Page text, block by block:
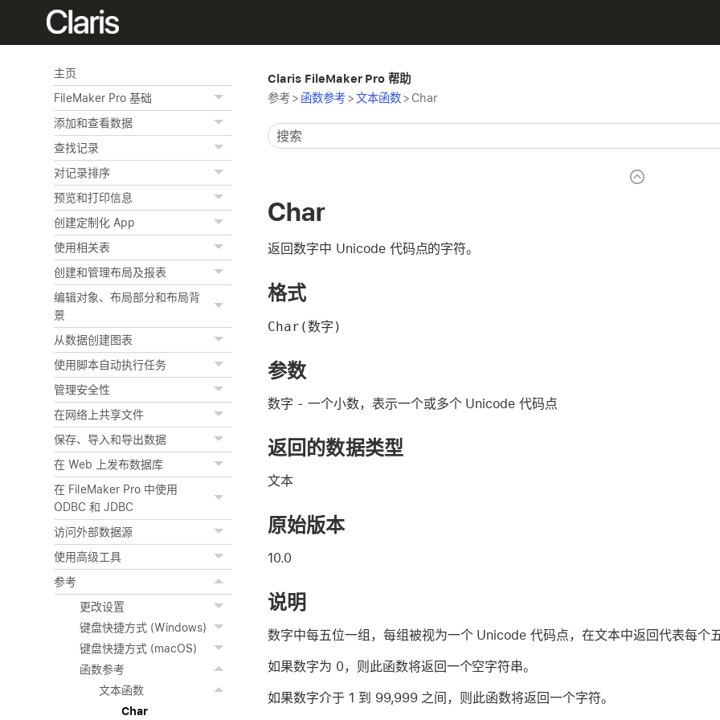
主页
FileMaker Pro 基础
添加和查看数据
查找记录
对记录排序
预览和打印信息
创建定制化 App
使用相关表
创建和管理布局及报表
编辑对象、布局部分和布局背
景
从数据创建图表
使用脚本自动执行任务
管理安全性
在网络上共享文件
保存、导入和导出数据
在 Web 上发布数据库
在 FileMaker Pro 中使用
ODBC 和 JDBC
访问外部数据源
使用高级工具
参考
更改设置
键盘快捷方式 (Windows)
键盘快捷方式 (macOS)
函数参考
文本函数
Char
Claris FileMaker Pro 帮助
参考> 函数参考>文本函数> Char
Char
返回数字中 Unicode 代码点的字符。
格式
Char(数字)
参数
数字 - 一个小数，表示一个或多个 Unicode 代码点
返回的数据类型
文本
原始版本
10.0
说明
数字中每五位一组，每组被视为一个 Unicode 代码点，在文本中返回代表每个
如果数字为 0，则此函数将返回一个空字符串。
如果数字介于 1 到 99,999 之间，则此函数将返回一个字符。